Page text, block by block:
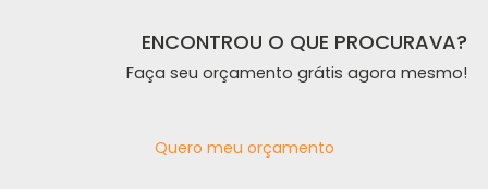
ENCONTROU O QUE PROCURAVA?
Faça seu orçamento grátis agora mesmo!
Quero meu orçamento